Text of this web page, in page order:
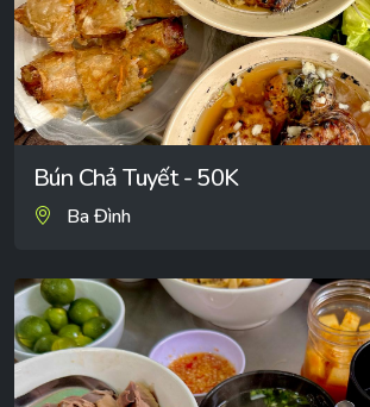
Bún Chả Tuyết - 50K
Ba Đình